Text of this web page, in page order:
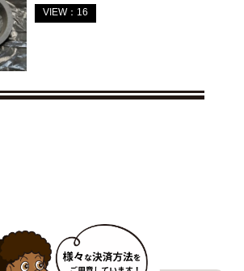
VIEW：16